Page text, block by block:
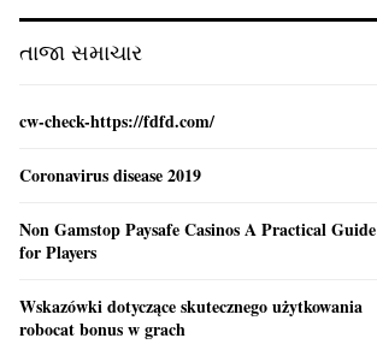
:
તાજા સમાચાર
cw-check-https://fdfd.com/
Coronavirus disease 2019
Non Gamstop Paysafe Casinos A Practical Guide
for Players
Wskazówki dotyczące skutecznego użytkowania
robocat bonus w grach